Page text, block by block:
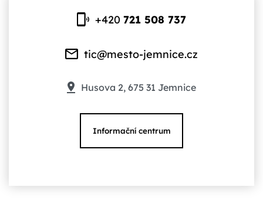
+420721 508 737
tic@mesto-jemnice.cz
Husova 2, 675 31 Jemnice
Informační centrum